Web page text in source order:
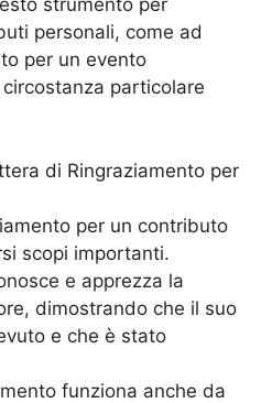
strumento per
personali, come ad
per un evento
particolare
di Ringraziamento per
per un contributo
scopi importanti.
e apprezza la
dimostrando che il suo
e che è stato
funziona anche da